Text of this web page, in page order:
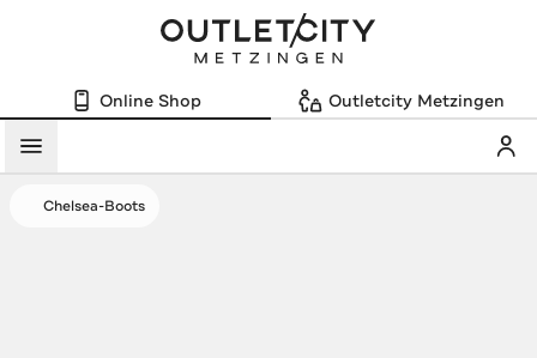
Online Shop Outletcity Metzingen
Menü
Chelsea-Boots